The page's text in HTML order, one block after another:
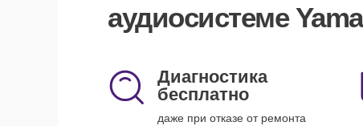
аудиосистеме
Диагностика
бесплатно
даже при отказе от ремонта